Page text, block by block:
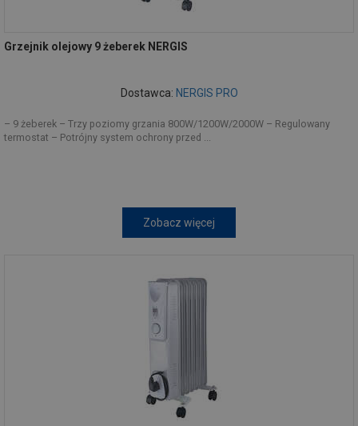
Grzejnik olejowy 9 żeberek NERGIS
Dostawca: NERGIS PRO
– 9 żeberek – Trzy poziomy grzania 800W/1200W/2000W – Regulowany
termostat – Potrójny system ochrony przed ...
Zobacz więcej